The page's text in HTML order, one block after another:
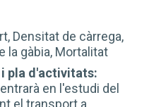
Densitat de càrrega,
la gàbia, Mortalitat
pla d'activitats:
en l'estudi del
el transport a